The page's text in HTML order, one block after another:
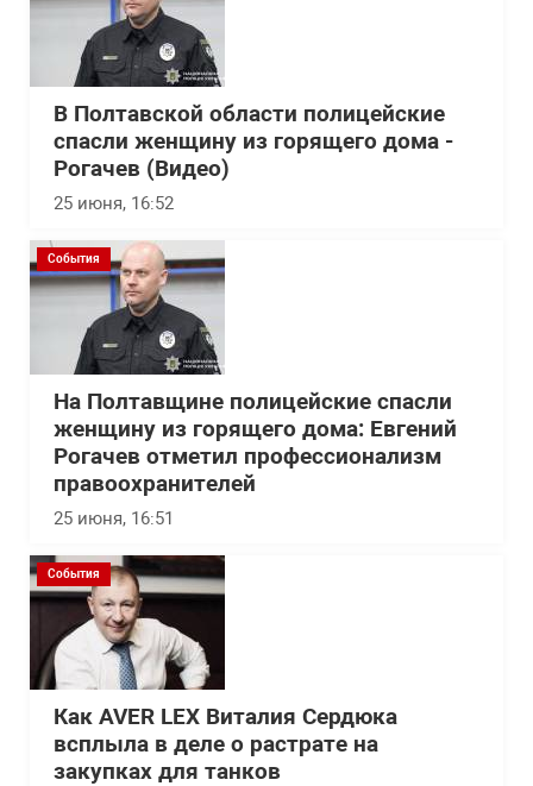
В Полтавской области полицейские
спасли женщину из горящего дома -
Рогачев (Видео)
25 июня, 16:52
События
На Полтавщине полицейские спасли
женщину из горящего дома: Евгений
Рогачев отметил профессионализм
правоохранителей
25 июня, 16:51
События
Как AVER LEX Виталия Сердюка
всплыла в деле о растрате на
закупках для танков